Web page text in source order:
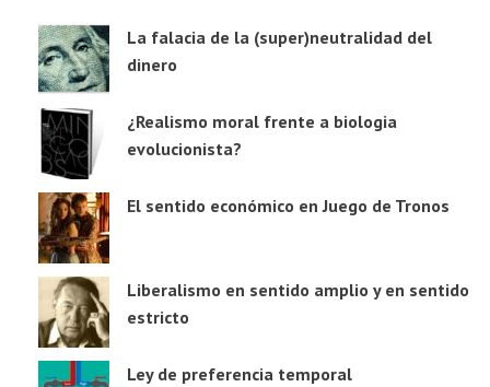
La falacia de la (super)neutralidad del
dinero
¿Realismo moral frente a biologia
evolucionista?
El sentido económico en Juego de Tronos
Liberalismo en sentido amplio y en sentido
estricto
Ley de preferencia temporal